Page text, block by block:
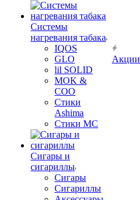
Системы
нагревания табака
IQOS
GLO
lil SOLID
MOK &
COO
Стики
Ashima
Стики MC
Сигары и
сигариллы
Сигары
Сигариллы
Акции